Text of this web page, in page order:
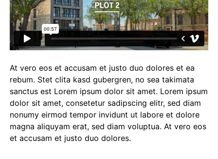
At vero eos et accusam et justo duo dolores et ea
rebum. Stet clita kasd gubergren, no sea takimata
sanctus est Lorem ipsum dolor sit amet. Lorem ipsum
dolor sit amet, consetetur sadipscing elitr, sed diam
nonumy eirmod tempor invidunt ut labore et dolore
magna aliquyam erat, sed diam voluptua. At vero eos
et accusam et justo duo dolores.